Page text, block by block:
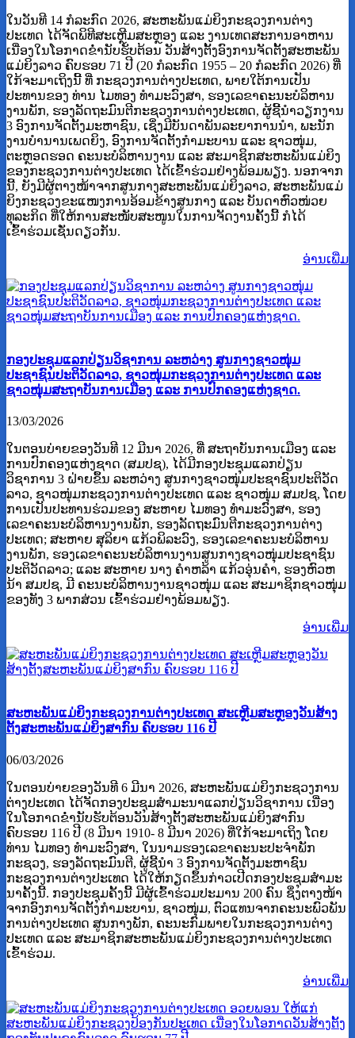
ໃນວັນທີ 14 ກໍລະກົດ 2026, ສະຫະພັນແມ່ຍິງກະຊວງການຕ່າງ
ປະເທດ ໄດ້ຈັດພິທີສະເຫຼີມສະຫຼອງ ແລະ ງານເທດສະການອາຫານ
ເນື່ອງໃນໂອກາດຂໍ່ານັບຮັບຕ້ອນ ວັນສ້າງຕັ້ງອົງການຈັດຕັ້ງສະຫະພັນ
ແມ່ຍິງລາວ ຄົບຮອບ 71 ປີ (20 ກໍລະກົດ 1955 – 20 ກໍລະກົດ 2026) ທີ່
ໃກ້ຈະມາເຖິງນີ້ ທີ່ ກະຊວງການຕ່າງປະເທດ, ພາຍໃຕ້ການເປັນ
ປະທານຂອງ ທ່ານ ໄມທອງ ທໍາມະວົງສາ, ຮອງເລຂາຄະນະບໍລິຫານ
ງານພັກ, ຮອງລັດຖະມົນຕີກະຊວງການຕ່າງປະເທດ, ຜູ້ຊີ້ນໍາວຽກງານ
3 ອົງການຈັດຕັ້ງມະຫາຊົນ, ເຊິ່ງມີບັນດາພັນລະຍາການນໍາ, ພະນັກ
ງານບໍານານເພດຍິງ, ອົງການຈັດຕັ້ງກຳມະບານ ແລະ ຊາວໜຸ່ມ,
ຕະຫຼອດຮອດ ຄະນະບໍລິຫານງານ ແລະ ສະມາຊິກສະຫະພັນແມ່ຍິງ
ຂອງກະຊວງການຕ່າງປະເທດ ໄດ້ເຂົ້າຮ່ວມຢ່າງພ້ອມພຽງ. ນອກຈາກ
ນີ້, ຍັງມີຜູ້ຕາງໜ້າຈາກສູນກາງສະຫະພັນແມ່ຍິງລາວ, ສະຫະພັນແມ່
ຍິງກະຊວງຂະແໜງການອ້ອມຂ້າງສູນກາງ ແລະ ບັນດາຫົວໜ່ວຍ
ທຸລະກິດ ທີ່ໃຫ້ການສະໜັບສະໜູນໃນການຈັດງານຄັ້ງນີ້ ກໍໄດ້
ເຂົ້າຮ່ວມເຊັ່ນດຽວກັນ.
ອ່ານ​ເພີ່ມ
ກອງປະຊຸມແລກປ່ຽນວິຊາການ ລະຫວ່າງ ສູນກາງຊາວໜຸ່ມ
ປະຊາຊົນປະຕິວັດລາວ, ຊາວໜຸ່ມກະຊວງການຕ່າງປະເທດ ແລະ
ຊາວໜຸ່ມສະຖາບັນການເມືອງ ແລະ ການປົກຄອງແຫ່ງຊາດ.
13/03/2026
ໃນຕອນບ່າຍຂອງວັນທີ 12 ມີນາ 2026, ທີ່ ສະຖາບັນການເມືອງ ແລະ
ການປົກຄອງແຫ່ງຊາດ (ສມປຊ), ໄດ້ມີກອງປະຊຸມແລກປ່ຽນ
ວິຊາການ 3 ຝ່າຍຂຶ້ນ ລະຫວ່າງ ສູນກາງຊາວໜຸ່ມປະຊາຊົນປະຕິວັດ
ລາວ, ຊາວໜຸ່ມກະຊວງການຕ່າງປະເທດ ແລະ ຊາວໜຸ່ມ ສມປຊ, ໂດຍ
ການເປັນປະທານຮ່ວມຂອງ ສະຫາຍ ໄມທອງ ທໍາມະວົງສາ, ຮອງ
ເລຂາຄະນະບໍລິຫານງານພັກ, ຮອງລັດຖະມົນຕີກະຊວງການຕ່າງ
ປະເທດ; ສະຫາຍ ສຸລິຍາ ແກ້ວພິລະວົງ, ຮອງເລຂາຄະນະບໍລິຫານ
ງານພັກ, ຮອງເລຂາຄະນະບໍລິຫານງານສູນກາງຊາວໜຸ່ມປະຊາຊົນ
ປະຕິວັດລາວ; ແລະ ສະຫາຍ ນາງ ຄຳຫລ້າ ແກ້ວອຸ່ນຄຳ, ຮອງຫົວຫ
ນ້າ ສມປຊ, ມີ ຄະນະບໍລິຫານງານຊາວໜຸ່ມ ແລະ ສະມາຊິກຊາວໜຸ່ມ
ຂອງທັງ 3 ພາກສ່ວນ ເຂົ້າຮ່ວມຢ່າງພ້ອມພຽງ.
ອ່ານ​ເພີ່ມ
ສະຫະພັນແມ່ຍິງກະຊວງການຕ່າງປະເທດ ສະເຫຼີມສະຫຼອງວັນສ້າງ
ຕັ້ງສະຫະພັນແມ່ຍິງສາກົນ ຄົບຮອບ 116 ປີ
06/03/2026
ໃນຕອນບ່າຍຂອງວັນທີ 6 ມີນາ 2026, ສະຫະພັນແມ່ຍິງກະຊວງການ
ຕ່າງປະເທດ ໄດ້ຈັດກອງປະຊຸມສຳມະນາແລກປ່ຽນວິຊາການ ເນື່ອງ
ໃນໂອກາດຂໍ່ານັບຮັບຕ້ອນວັນສ້າງຕັ້ງສະຫະພັນແມ່ຍິງສາກົນ
ຄົບຮອບ 116 ປີ (8 ມີນາ 1910- 8 ມີນາ 2026) ທີ່ໃກ້ຈະມາເຖິງ ໂດຍ
ທ່ານ ໄມທອງ ທໍາມະວົງສາ, ໃນນາມຮອງເລຂາຄະນະປະຈໍາພັກ
ກະຊວງ, ຮອງລັດຖະມົນຕີ, ຜູ້ຊີ້ນຳ 3 ອົງການຈັດຕັ້ງມະຫາຊົນ
ກະຊວງການຕ່າງປະເທດ ໄດ້ໃຫ້ກຽດຂຶ້ນກ່າວເປີດກອງປະຊຸມສໍາມະ
ນາຄັ້ງນີ້. ກອງປະຊຸມຄັ້ງນີ້ ມີຜູ້ເຂົ້າຮ່ວມປະມານ 200 ຄົນ ຊຶ່ງຕາງໜ້າ
ຈາກອົງການຈັດຕັ້ງກຳມະບານ, ຊາວໜຸ່ມ, ຕົວແທນຈາກຄະນະພົວພັນ
ການຕ່າງປະເທດ ສູນກາງພັກ, ຄະນະກົມພາຍໃນກະຊວງການຕ່າງ
ປະເທດ ແລະ ສະມາຊິກສະຫະພັນແມ່ຍິງກະຊວງການຕ່າງປະເທດ
ເຂົ້າຮ່ວມ.
ອ່ານ​ເພີ່ມ